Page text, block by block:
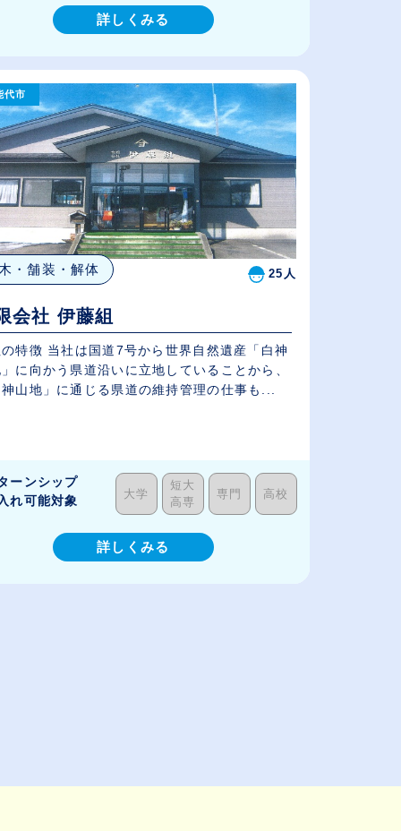
詳しくみる
代市
・舗装・解体 25人
会社 伊藤組
特徴 当社は国道7号から世界自然遺産「白神
に向かう県道沿いに立地していることから、
山地」に通じる県道の維持管理の仕事も...
ーンシップ
れ可能対象
大学
短大
高専
専門 高校
詳しくみる